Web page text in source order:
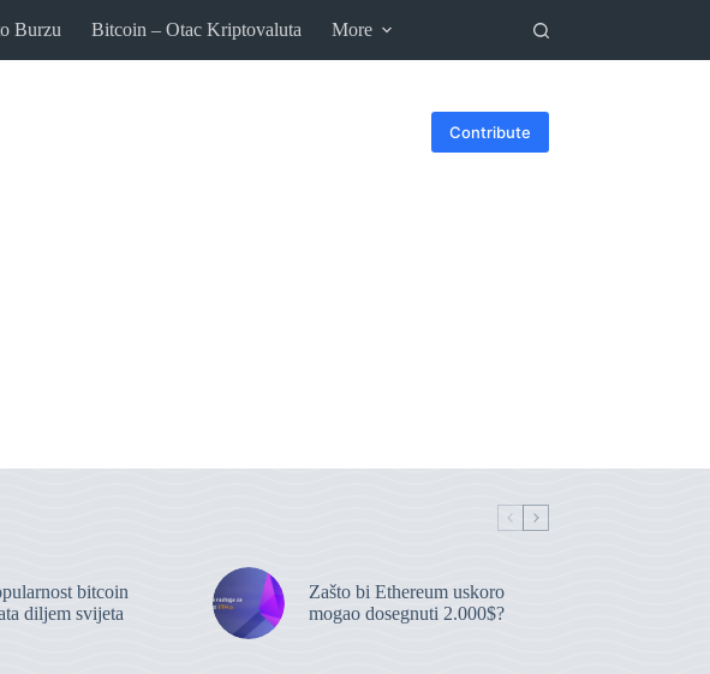
Burzu Bitcoin – Otac Kriptovaluta More
Contribute
bitcoin
diljem svijeta
Zašto bi Ethereum uskoro
mogao dosegnuti 2.000$?